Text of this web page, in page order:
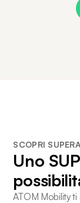
SCOPRI
Uno
ATOM Mobility ti